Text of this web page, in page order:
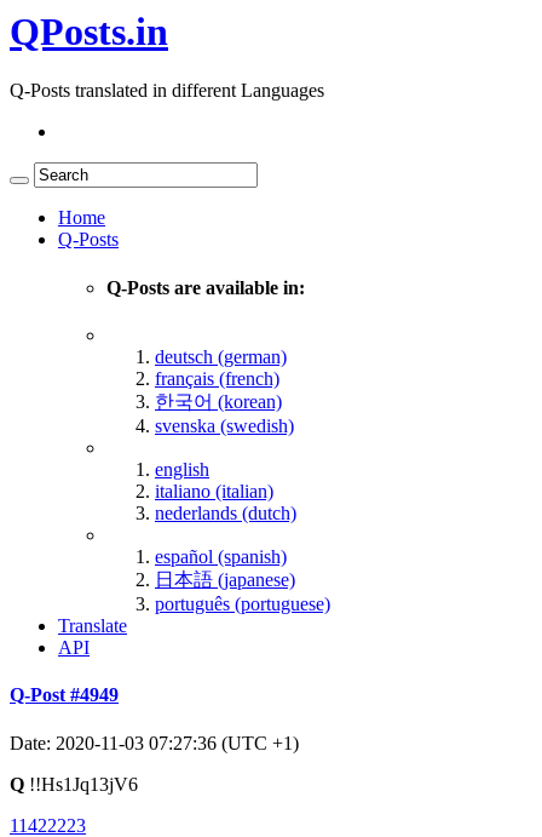
QPosts.in
Q-Posts translated in different Languages
Home
Q-Posts
Q-Posts are available in:
deutsch (german)
français (french)
한국어 (korean)
svenska (swedish)
english
italiano (italian)
nederlands (dutch)
español (spanish)
日本語 (japanese)
português (portuguese)
Translate
API
Q-Post #4949
Date: 2020-11-03 07:27:36 (UTC +1)
Q !!Hs1Jq13jV6
11422223